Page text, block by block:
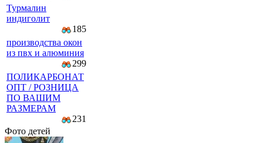
Турмалин
индиголит
185
производства окон
из пвх и алюминия
299
ПОЛИКАРБОНАТ
ОПТ / РОЗНИЦА
ПО ВАШИМ
РАЗМЕРАМ
231
Фото детей